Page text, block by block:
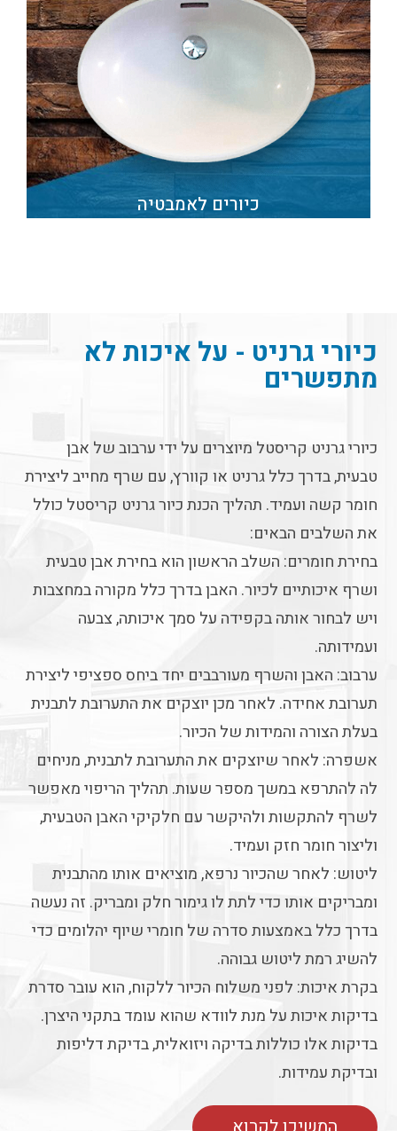
כיורים לאמבטיה
כיורי גרניט - על איכות לא
מתפשרים
כיורי גרניט קריסטל מיוצרים על ידי ערבוב של אבן
טבעית, בדרך כלל גרניט או קוורץ, עם שרף מחייב ליצירת
חומר קשה ועמיד. תהליך הכנת כיור גרניט קריסטל כולל
את השלבים הבאים:
בחירת חומרים: השלב הראשון הוא בחירת אבן טבעית
ושרף איכותיים לכיור. האבן בדרך כלל מקורה במחצבות
ויש לבחור אותה בקפידה על סמך איכותה, צבעה
ועמידותה.
ערבוב: האבן והשרף מעורבבים יחד ביחס ספציפי ליצירת
תערובת אחידה. לאחר מכן יוצקים את התערובת לתבנית
בעלת הצורה והמידות של הכיור.
אשפרה: לאחר שיוצקים את התערובת לתבנית, מניחים
לה להתרפא במשך מספר שעות. תהליך הריפוי מאפשר
לשרף להתקשות ולהיקשר עם חלקיקי האבן הטבעית,
וליצור חומר חזק ועמיד.
ליטוש: לאחר שהכיור נרפא, מוציאים אותו מהתבנית
ומבריקים אותו כדי לתת לו גימור חלק ומבריק. זה נעשה
בדרך כלל באמצעות סדרה של חומרי שיוף יהלומים כדי
להשיג רמת ליטוש גבוהה.
בקרת איכות: לפני משלוח הכיור ללקוח, הוא עובר סדרת
בדיקות איכות על מנת לוודא שהוא עומד בתקני היצרן.
בדיקות אלו כוללות בדיקה ויזואלית, בדיקת דליפות
ובדיקת עמידות.